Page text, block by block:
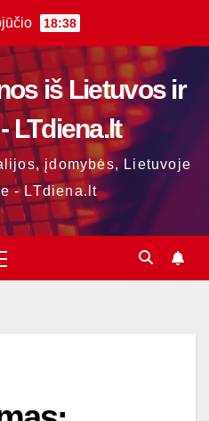
18:38
iš Lietuvos ir
LTdiena.lt
įdomybės, Lietuvoje
- LTdiena.lt